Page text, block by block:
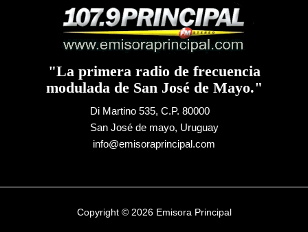
"La primera radio de frecuencia
modulada de San José de Mayo."
Di Martino 535, C.P. 80000
San José de mayo, Uruguay
info@emisoraprincipal.com
Copyright © 2026 Emisora Principal